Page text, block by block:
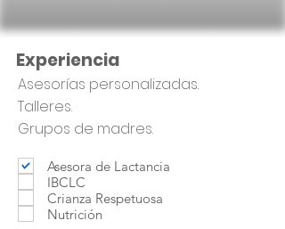
Asesorías personalizadas.
Talleres.
Grupos de madres.
Asesora de Lactancia
IBCLC
Crianza Respetuosa
Nutrición
Experiencia